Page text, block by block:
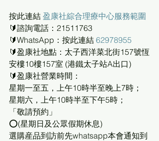
按此連結 盈康社綜合理療中心服務範圍
🔰諮詢電話：21511763
🔰WhatsApp：按此連結 62978955
🔰盈康社地點：太子西洋菜北街157號恆
安樓10樓157室 (港鐵太子站A出口)
🔰盈康社營業時間：
星期一至五，上午10時半至晚上7時；
星期六，上午10時半至下午5時；
「敬請預約」
⭕(星期日及公眾假期休息)
選購産品到訪前先whatsapp本會通知到